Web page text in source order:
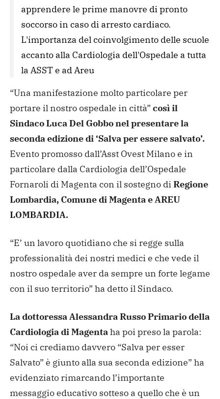
apprendere le prime manovre di pronto
soccorso in caso di arresto cardiaco.
L'importanza del coinvolgimento delle scuole
accanto alla Cardiologia dell'Ospedale a tutta
la ASST e ad Areu
“Una manifestazione molto particolare per
portare il nostro ospedale in città” così il
Sindaco Luca Del Gobbo nel presentare la
seconda edizione di ‘Salva per essere salvato’.
Evento promosso dall’Asst Ovest Milano e in
particolare dalla Cardiologia dell’Ospedale
Fornaroli di Magenta con il sostegno di Regione
Lombardia, Comune di Magenta e AREU
LOMBARDIA.
“E’ un lavoro quotidiano che si regge sulla
professionalità dei nostri medici e che vede il
nostro ospedale aver da sempre un forte legame
con il suo territorio” ha detto il Sindaco.
La dottoressa Alessandra Russo Primario della
Cardiologia di Magentaha poi preso la parola:
“Noi ci crediamo davvero “Salva per esser
Salvato” è giunto alla sua seconda edizione” ha
evidenziato rimarcando l’importante
messaggio educativo sotteso a quello che è un